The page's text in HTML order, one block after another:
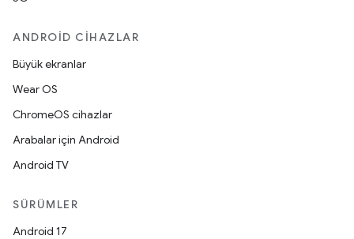
ANDROID CIHAZLAR
Büyük ekranlar
Wear OS
ChromeOS cihazlar
Arabalar için Android
Android TV
SÜRÜMLER
Android 17